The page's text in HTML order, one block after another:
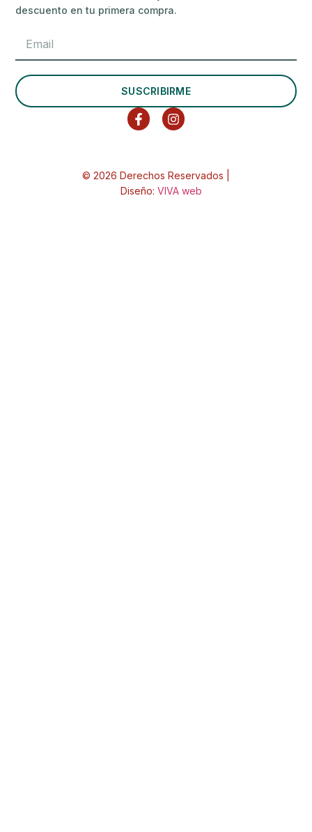
descuento en tu primera compra.
SUSCRIBIRME
© 2026 Derechos Reservados |
Diseño: VIVA web